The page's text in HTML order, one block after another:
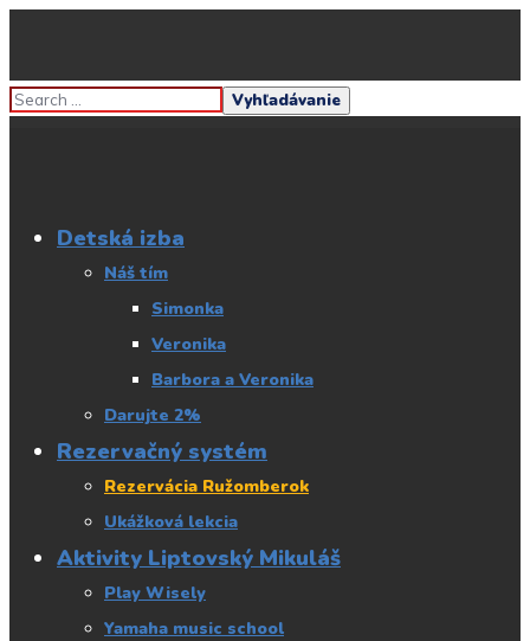
Detská izba
Náš tím
Simonka
Veronika
Barbora a Veronika
Darujte 2%
Rezervačný systém
Rezervácia Ružomberok
Ukážková lekcia
Aktivity Liptovský Mikuláš
Play Wisely
Yamaha music school